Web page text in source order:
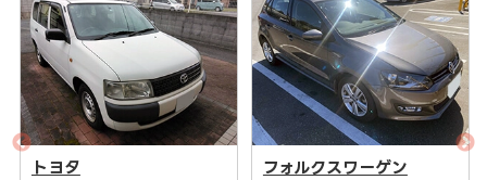
ヨタ
フォルクスワーゲン